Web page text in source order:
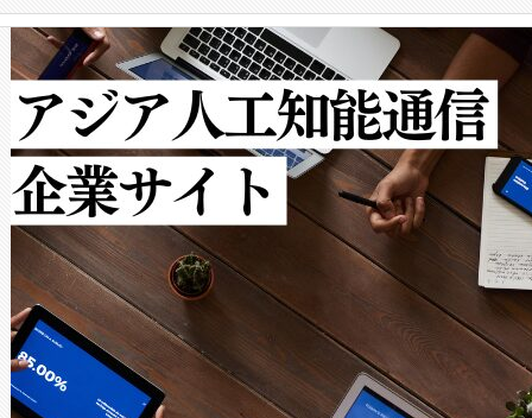
クルの各段階のデータを監視
[…]
で向上し、最大検知距離は
ットだけで最大1キロメート
ルの変電所周囲を監視でき、
作業と点群処理を簡素化でき
Avia 2は、2種類のFOVオプシ
× 80°のノーマルモード、長
ードを切り替えて使用するこ
ることなく、単一のデバイス